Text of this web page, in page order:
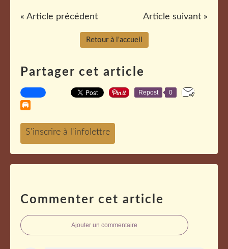
« Article précédent Article suivant »
Retour à l'accueil
Partager cet article
Repost 0
Commenter cet article
Ajouter un commentaire